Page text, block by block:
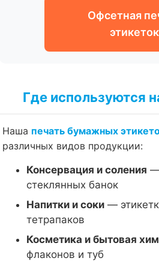
Офсетная
этикеток
Где используются
Наша печать бумажных
различных видов продукции:
Консервация и соления —
стеклянных банок
Напитки и соки —
тетрапаков
Косметика и бытовая
флаконов и туб